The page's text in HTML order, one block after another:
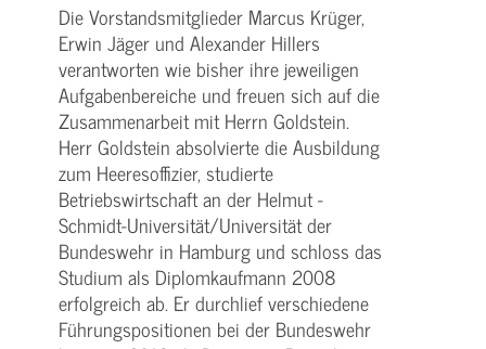
Die Vorstandsmitglieder Marcus Krüger,
Erwin Jäger und Alexander Hillers
verantworten wie bisher ihre jeweiligen
Aufgabenbereiche und freuen sich auf die
Zusammenarbeit mit Herrn Goldstein.
Herr Goldstein absolvierte die Ausbildung
zum Heeresoffizier, studierte
Betriebswirtschaft an der Helmut -
Schmidt-Universität/Universität der
Bundeswehr in Hamburg und schloss das
Studium als Diplomkaufmann 2008
erfolgreich ab. Er durchlief verschiedene
Führungspositionen bei der Bundeswehr